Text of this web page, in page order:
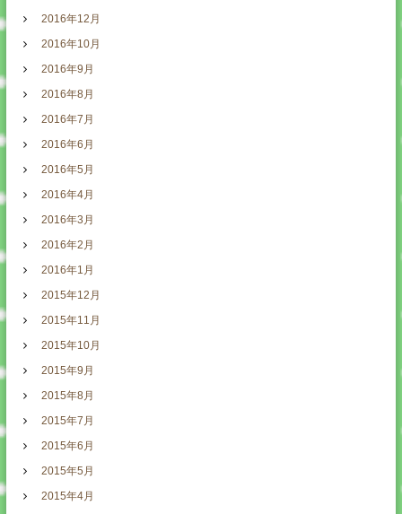
2016年12月
2016年10月
2016年9月
2016年8月
2016年7月
2016年6月
2016年5月
2016年4月
2016年3月
2016年2月
2016年1月
2015年12月
2015年11月
2015年10月
2015年9月
2015年8月
2015年7月
2015年6月
2015年5月
2015年4月